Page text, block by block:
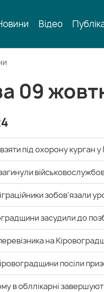
Відео
09
під охорону курган у
загинули
зобов'язали
засудили до
на
посіли
в обллікарні